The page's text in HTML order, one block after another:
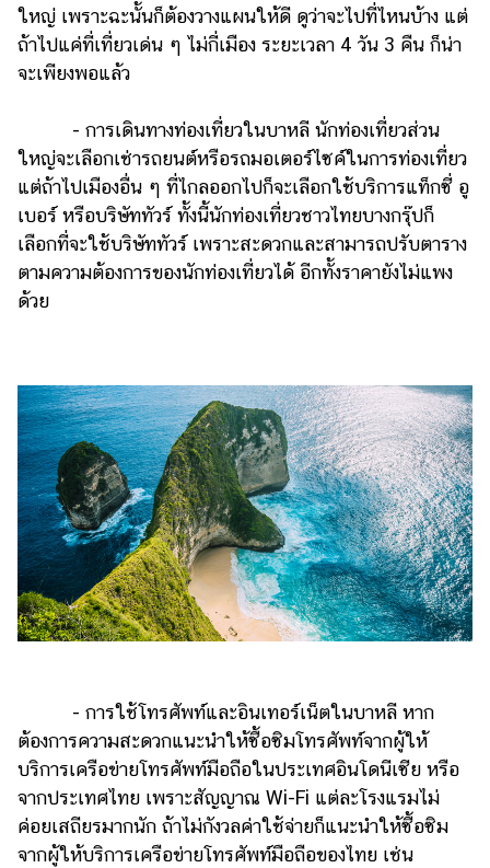
ใหญ่ เพราะฉะนั้นก็ต้องวางแผนให้ดี ดูว่าจะไปที่ไหนบ้าง แต่
ถ้าไปแค่ที่เที่ยวเด่น ๆ ไม่กี่เมือง ระยะเวลา 4 วัน 3 คืน ก็น่า
จะเพียงพอแล้ว
- การเดินทางท่องเที่ยวในบาหลี นักท่องเที่ยวส่วน
ใหญ่จะเลือกเช่ารถยนต์หรือรถมอเตอร์ไซค์ในการท่องเที่ยว
แต่ถ้าไปเมืองอื่น ๆ ที่ไกลออกไปก็จะเลือกใช้บริการแท็กซี่ อู
เบอร์ หรือบริษัททัวร์ ทั้งนี้นักท่องเที่ยวชาวไทยบางกรุ๊ปก็
เลือกที่จะใช้บริษัททัวร์ เพราะสะดวกและสามารถปรับตาราง
ตามความต้องการของนักท่องเที่ยวได้ อีกทั้งราคายังไม่แพง
ด้วย
- การใช้โทรศัพท์และอินเทอร์เน็ตในบาหลี หาก
ต้องการความสะดวกแนะนำให้ซื้อซิมโทรศัพท์จากผู้ให้
บริการเครือข่ายโทรศัพท์มือถือในประเทศอินโดนีเซีย หรือ
จากประเทศไทย เพราะสัญญาณ Wi-Fi แต่ละโรงแรมไม่
ค่อยเสถียรมากนัก ถ้าไม่กังวลค่าใช้จ่ายก็แนะนำให้ซื้อซิม
จากผู้ให้บริการเครือข่ายโทรศัพท์มือถือของไทย เช่น